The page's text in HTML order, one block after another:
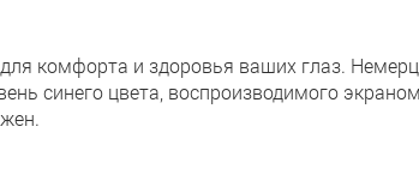
комфорта и здоровья ваших глаз.
синего цвета, воспроизводимого